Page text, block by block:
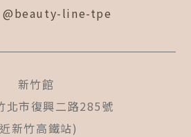
@beauty-line-tpe
新竹館
北市復興二路285號
新竹高鐵站)